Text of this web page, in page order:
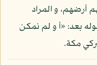
و المراد
بعد: «أ و لم نمكن
مكة.